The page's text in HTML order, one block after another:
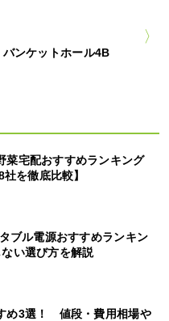
ンケットホール4B
菜宅配おすすめランキング
を徹底比較】
ブル電源おすすめランキン
い選び方を解説
め3選！ 値段・費用相場や